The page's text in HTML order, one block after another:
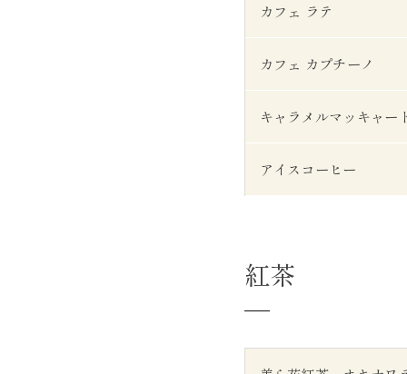
カフェ ラテ
カフェ カプチーノ
キャラメルマッキャー
アイスコーヒー
紅茶